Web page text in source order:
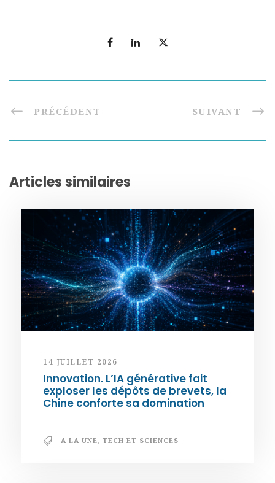
PRÉCÉDENT SUIVANT
Articles similaires
14 JUILLET 2026
Innovation. L’IA générative fait
exploser les dépôts de brevets, la
Chine conforte sa domination
A LA UNE, TECH ET SCIENCES